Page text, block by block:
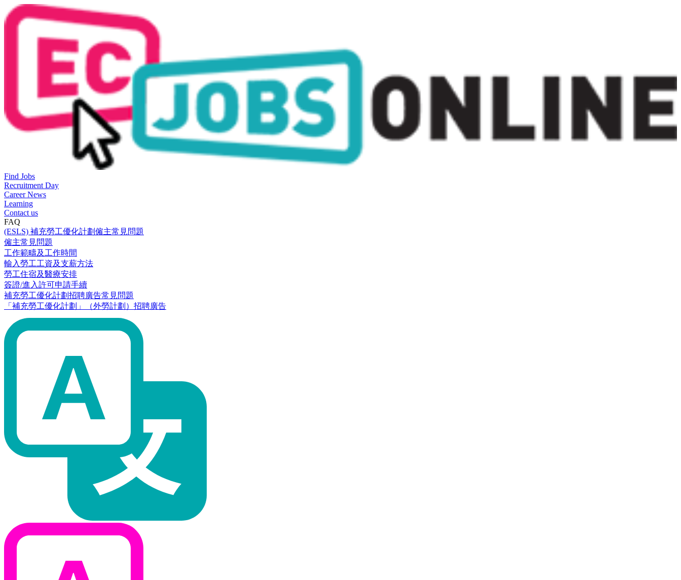
Find Jobs
Recruitment Day
Career News
Learning
Contact us
FAQ
(ESLS) 補充勞工優化計劃僱主常見問題
僱主常見問題
工作範疇及工作時間
輸入勞工工資及支薪方法
勞工住宿及醫療安排
簽證/進入許可申請手續
補充勞工優化計劃招聘廣告常見問題
「補充勞工優化計劃」（外勞計劃）招聘廣告